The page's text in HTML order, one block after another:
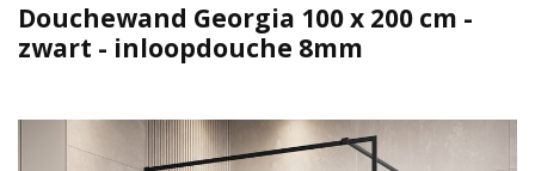
Douchewand Georgia 100 x 200 cm -
zwart - inloopdouche 8mm